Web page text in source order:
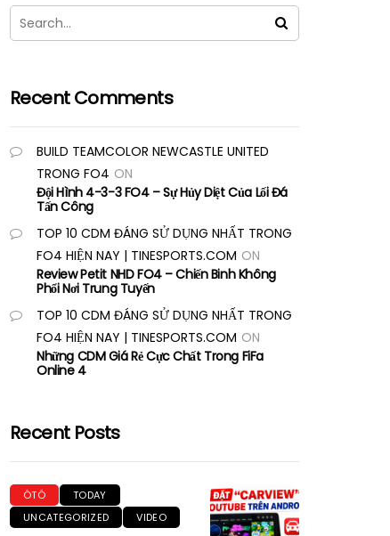
Recent Comments
BUILD TEAMCOLOR NEWCASTLE UNITED
TRONG FO4 ON
Đội Hình 4-3-3 FO4 – Sự Hủy Diệt Của Lối Đá
Tấn Công
TOP 10 CDM ĐÁNG SỬ DỤNG NHẤT TRONG
FO4 HIỆN NAY | TINESPORTS.COM ON
Review Petit NHD FO4 – Chiến Binh Không
Phổi Nơi Trung Tuyến
TOP 10 CDM ĐÁNG SỬ DỤNG NHẤT TRONG
FO4 HIỆN NAY | TINESPORTS.COM ON
Những CDM Giá Rẻ Cực Chất Trong FiFa
Online 4
Recent Posts
ÔTÔ
TODAY
UNCATEGORIZED
VIDEO